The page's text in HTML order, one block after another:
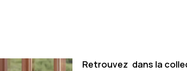
Retrouvez dans la